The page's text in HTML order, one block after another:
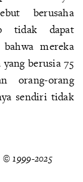
berusaha
tidak dapat
mereka
berusia 75
orang-orang
sendiri tidak
1999-2025